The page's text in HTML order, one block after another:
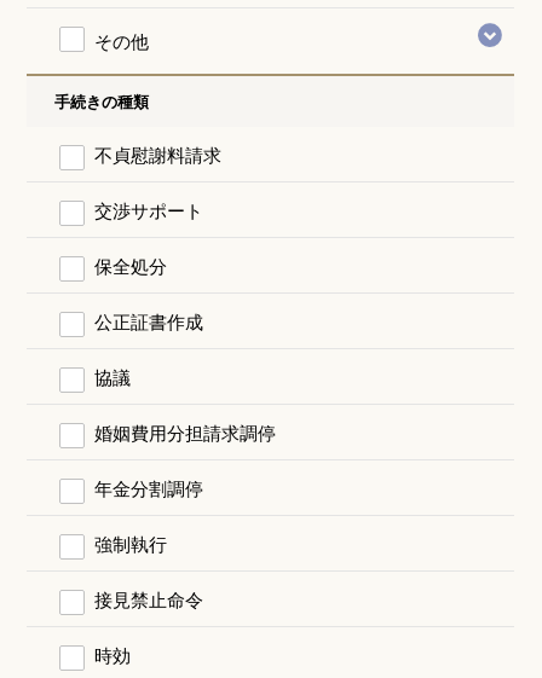
その他
手続きの種類
不貞慰謝料請求
交渉サポート
保全処分
公正証書作成
協議
婚姻費用分担請求調停
年金分割調停
強制執行
接見禁止命令
時効